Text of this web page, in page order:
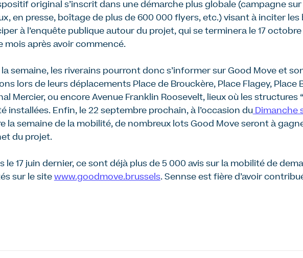
original s’inscrit dans une démarche plus globale (campagne sur
en presse, boîtage de plus de 600 000 flyers, etc.) visantà inciter les
à l’enquête publique autour du projet, qui se terminera le 17
mois après avoir commencé.
la semaine, les riverains pourront donc s’informer sur Good Move et
lors de leurs déplacementsPlace de Brouckère, Place Flagey, Place
Mercier, ou encore Avenue Franklin Roosevelt, lieux où les structures
installées. Enfin, le 22 septembre prochain, à l’occasion duDimanche
la semaine de la mobilité, de nombreux lots Good Move seront à
du projet.
le 17 juin dernier, ce sont déjà plus de 5 000 avis sur la mobilité de
sur le site www.goodmove.brussels. Sennse est fière d’avoir